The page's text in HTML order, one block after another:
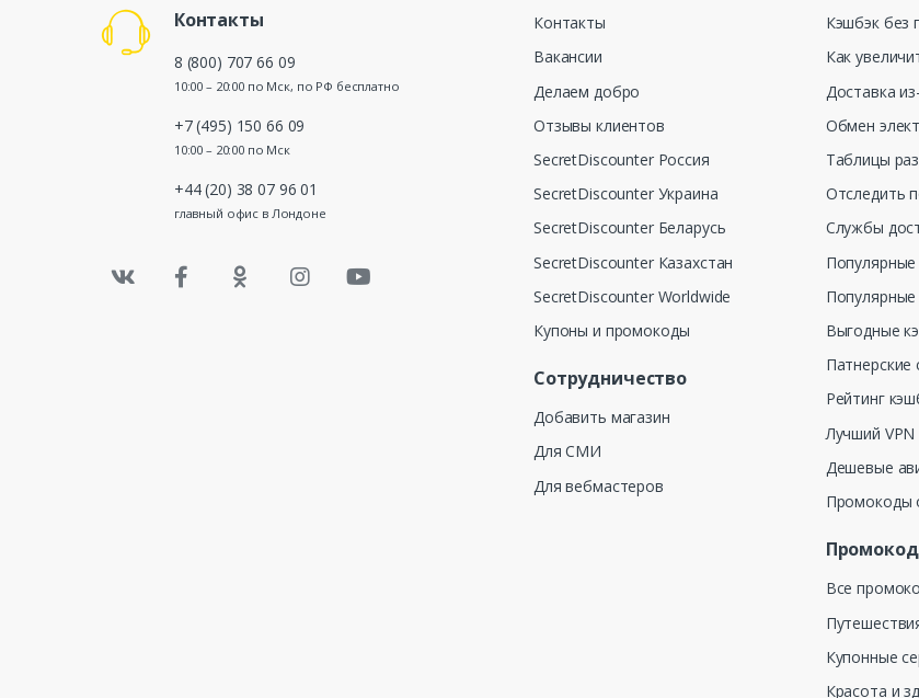
Контакты
8 (800) 707 66 09
10:00 – 20:00 по Мск, по РФ бесплатно
+7 (495) 150 66 09
10:00 – 20:00 по Мск
+44 (20) 38 07 96 01
главный офис в Лондоне
Контакты
Вакансии
Делаем добро
Отзывы клиентов
SecretDiscounter Россия
SecretDiscounter Украина
SecretDiscounter Беларусь
SecretDiscounter Казахстан
SecretDiscounter Worldwide
Купоны и промокоды
Сотрудничество
Добавить магазин
Для СМИ
Для вебмастеров
Кэшбэк без
Как
Доставка
Обмен
Таблицы
Отследить
Службы
Выгодные
Патнерские
Рейтинг
Лучший VPN
Дешевые
Промокоды
Все
Купонные
Красота и